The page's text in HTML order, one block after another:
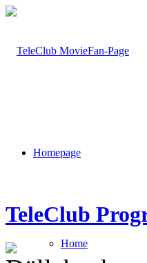
Homepage
Home
TeleClub